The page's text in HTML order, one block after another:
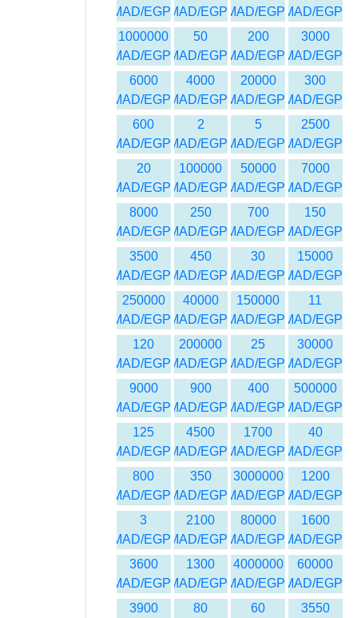
MAD/EGP
MAD/EGP
MAD/EGP
MAD/EGP
3000
MAD/EGP
200
MAD/EGP
50
MAD/EGP
1000000
MAD/EGP
300
MAD/EGP
20000
MAD/EGP
4000
MAD/EGP
6000
MAD/EGP
2500
MAD/EGP
5
MAD/EGP
2
MAD/EGP
600
MAD/EGP
7000
MAD/EGP
50000
MAD/EGP
100000
MAD/EGP
20
MAD/EGP
150
MAD/EGP
700
MAD/EGP
250
MAD/EGP
8000
MAD/EGP
15000
MAD/EGP
30
MAD/EGP
450
MAD/EGP
3500
MAD/EGP
11
MAD/EGP
150000
MAD/EGP
40000
MAD/EGP
250000
MAD/EGP
30000
MAD/EGP
25
MAD/EGP
200000
MAD/EGP
120
MAD/EGP
500000
MAD/EGP
400
MAD/EGP
900
MAD/EGP
9000
MAD/EGP
40
MAD/EGP
1700
MAD/EGP
4500
MAD/EGP
125
MAD/EGP
1200
MAD/EGP
3000000
MAD/EGP
350
MAD/EGP
800
MAD/EGP
1600
MAD/EGP
80000
MAD/EGP
2100
MAD/EGP
3
MAD/EGP
60000
MAD/EGP
4000000
MAD/EGP
1300
MAD/EGP
3600
MAD/EGP
3550
60
80
3900